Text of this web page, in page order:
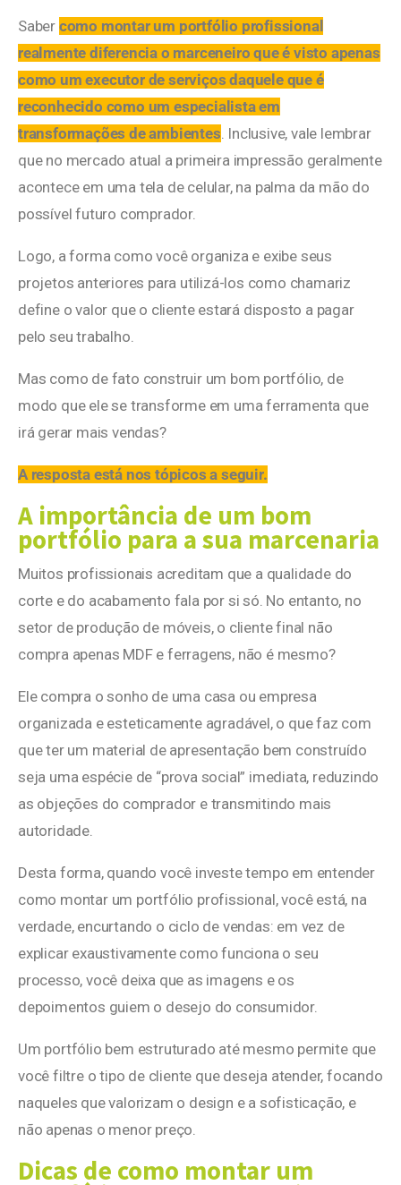
Saber como montar um portfólio profissional
realmente diferencia o marceneiro que é visto apenas
como um executor de serviços daquele que é
reconhecido como um especialista em
transformações de ambientes . Inclusive, vale lembrar
que no mercado atual a primeira impressão geralmente
acontece em uma tela de celular, na palma da mão do
possível futuro comprador.
Logo, a forma como você organiza e exibe seus
projetos anteriores para utilizá-los como chamariz
define o valor que o cliente estará disposto a pagar
pelo seu trabalho.
Mas como de fato construir um bom portfólio, de
modo que ele se transforme em uma ferramenta que
irá gerar mais vendas?
A resposta está nos tópicos a seguir.
A importância de um bom
portfólio para a sua marcenaria
Muitos profissionais acreditam que a qualidade do
corte e do acabamento fala por si só. No entanto, no
setor de produção de móveis, o cliente final não
compra apenas MDF e ferragens, não é mesmo?
Ele compra o sonho de uma casa ou empresa
organizada e esteticamente agradável, o que faz com
que ter um material de apresentação bem construído
seja uma espécie de “prova social” imediata, reduzindo
as objeções do comprador e transmitindo mais
autoridade.
Desta forma, quando você investe tempo em entender
como montar um portfólio profissional, você está, na
verdade, encurtando o ciclo de vendas: em vez de
explicar exaustivamente como funciona o seu
processo, você deixa que as imagens e os
depoimentos guiem o desejo do consumidor.
Um portfólio bem estruturado até mesmo permite que
você filtre o tipo de cliente que deseja atender, focando
naqueles que valorizam o design e a sofisticação, e
não apenas o menor preço.
Dicas de como montar um